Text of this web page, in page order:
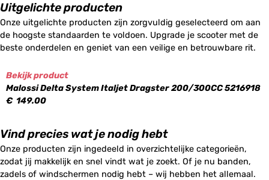
Uitgelichte producten
Onze uitgelichte producten zijn zorgvuldig geselecteerd om aan
de hoogste standaarden te voldoen. Upgrade je scooter met de
beste onderdelen en geniet van een veilige en betrouwbare rit.
Bekijk product
Malossi Delta System Italjet Dragster 200/300CC 5216918
€ 149.00
Vind precies wat je nodig hebt
Onze producten zijn ingedeeld in overzichtelijke categorieën,
zodat jij makkelijk en snel vindt wat je zoekt. Of je nu banden,
zadels of windschermen nodig hebt – wij hebben het allemaal.